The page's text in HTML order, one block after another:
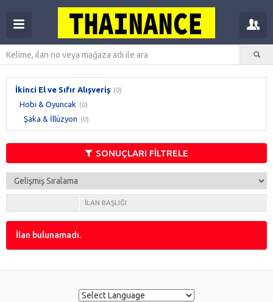
İkinci El ve Sıfır Alışveriş (0)
Hobi & Oyuncak (0)
Şaka & İllüzyon (0)
SONUÇLARI FİLTRELE
İLAN BAŞLIĞI
İlan bulunamadı.